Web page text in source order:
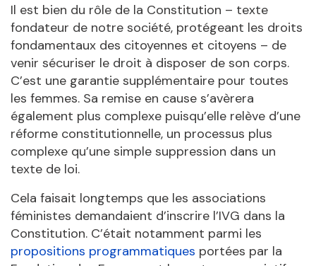
Il est bien du rôle de la Constitution – texte
fondateur de notre société, protégeant les droits
fondamentaux des citoyennes et citoyens – de
venir sécuriser le droit à disposer de son corps.
C’est une garantie supplémentaire pour toutes
les femmes. Sa remise en cause s’avèrera
également plus complexe puisqu’elle relève d’une
réforme constitutionnelle, un processus plus
complexe qu’une simple suppression dans un
texte de loi.
Cela faisait longtemps que les associations
féministes demandaient d’inscrire l’IVG dans la
Constitution. C’était notamment parmi les
propositions programmatiques portées par la